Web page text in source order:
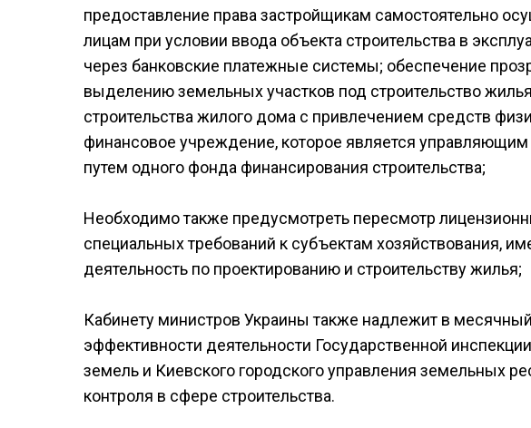
предоставление права застройщикам самостоятельно
лицам при условии ввода объекта строительства в
через банковские платежные системы; обеспечение
выделению земельных участков под строительство
строительства жилого дома с привлечением средств
финансовое учреждение, которое является
путем одного фонда финансирования строительства;
Необходимо также предусмотреть пересмотр
специальных требований к субъектам хозяйствования,
деятельность по проектированию и строительству жилья;
Кабинету министров Украины также надлежит в
эффективности деятельности Государственной
земель и Киевского городского управления земельных
контроля в сфере строительства.